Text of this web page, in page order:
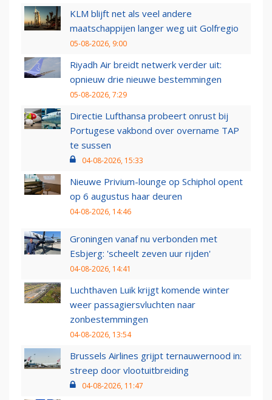
KLM blijft net als veel andere
maatschappijen langer weg uit Golfregio
05-08-2026, 9:00
Riyadh Air breidt netwerk verder uit:
opnieuw drie nieuwe bestemmingen
05-08-2026, 7:29
Directie Lufthansa probeert onrust bij
Portugese vakbond over overname TAP
te sussen
04-08-2026, 15:33
Nieuwe Privium-lounge op Schiphol opent
op 6 augustus haar deuren
04-08-2026, 14:46
Groningen vanaf nu verbonden met
Esbjerg: 'scheelt zeven uur rijden'
04-08-2026, 14:41
Luchthaven Luik krijgt komende winter
weer passagiersvluchten naar
zonbestemmingen
04-08-2026, 13:54
Brussels Airlines grijpt ternauwernood in:
streep door vlootuitbreiding
04-08-2026, 11:47